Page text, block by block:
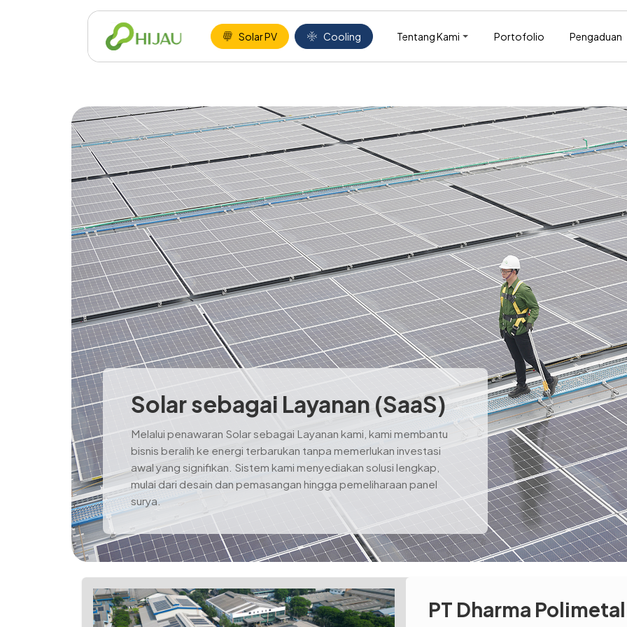
Solar PV Cooling Tentang Kami Portofolio Pengaduan
Solar sebagai Layanan (SaaS)
Melalui penawaran Solar sebagai Layanan kami, kami membantu
bisnis beralih ke energi terbarukan tanpa memerlukan investasi
awal yang signifikan. Sistem kami menyediakan solusi lengkap,
mulai dari desain dan pemasangan hingga pemeliharaan panel
surya.
PT Dharma